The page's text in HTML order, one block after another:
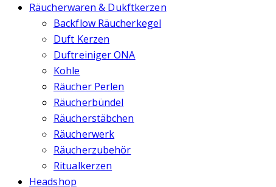
Räucherwaren & Dukftkerzen
Backflow Räucherkegel
Duft Kerzen
Duftreiniger ONA
Kohle
Räucher Perlen
Räucherbündel
Räucherstäbchen
Räucherwerk
Räucherzubehör
Ritualkerzen
Headshop